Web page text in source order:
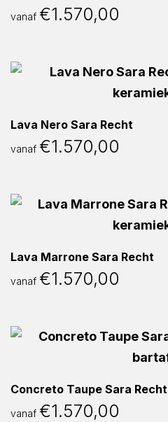
vanaf €1.570,00
Lava Nero Sara Recht
vanaf €1.570,00
Lava Marrone Sara Recht
vanaf €1.570,00
Concreto Taupe Sara Recht
vanaf €1.570,00